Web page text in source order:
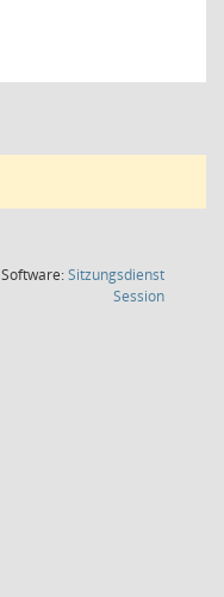
Software:Sitzungsdienst
Session(Wird in